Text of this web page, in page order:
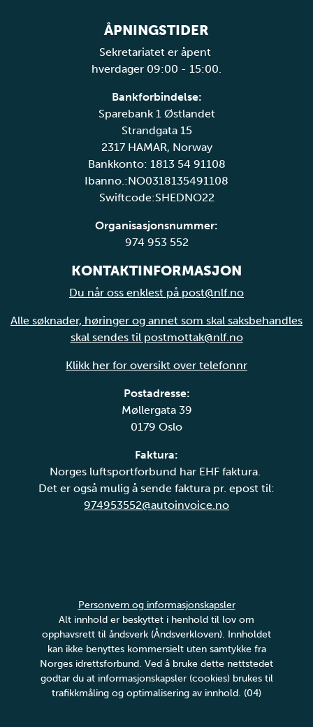
ÅPNINGSTIDER
Sekretariatet er åpent
hverdager 09:00 - 15:00.
Bankforbindelse:
Sparebank 1 Østlandet
Strandgata 15
2317 HAMAR, Norway
Bankkonto: 1813 54 91108
Ibanno.:NO0318135491108
Swiftcode:SHEDNO22
Organisasjonsnummer:
974 953 552
KONTAKTINFORMASJON
Du når oss enklest på post@nlf.no
Alle søknader, høringer og annet som skal saksbehandles
skal sendes til postmottak@nlf.no
Klikk her for oversikt over telefonnr
Postadresse:
Møllergata 39
0179 Oslo
Faktura:
Norges luftsportforbund har EHF faktura.
Det er også mulig å sende faktura pr. epost til:
974953552@autoinvoice.no
Personvern og informasjonskapsler
Alt innhold er beskyttet i henhold til lov om
opphavsrett til åndsverk (Åndsverkloven). Innholdet
kan ikke benyttes kommersielt uten samtykke fra
Norges idrettsforbund. Ved å bruke dette nettstedet
godtar du at informasjonskapsler (cookies) brukes til
trafikkmåling og optimalisering av innhold. (04)